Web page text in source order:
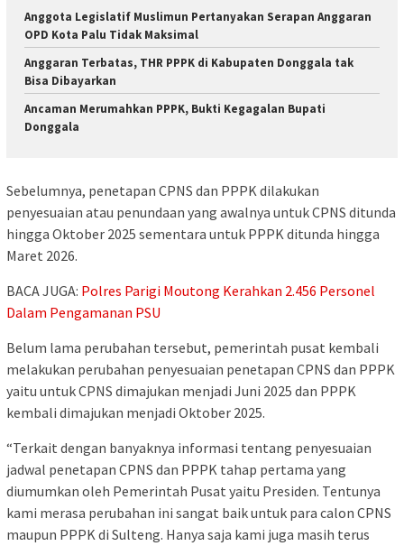
Anggota Legislatif Muslimun Pertanyakan Serapan Anggaran
OPD Kota Palu Tidak Maksimal
Anggaran Terbatas, THR PPPK di Kabupaten Donggala tak
Bisa Dibayarkan
Ancaman Merumahkan PPPK, Bukti Kegagalan Bupati
Donggala
Sebelumnya, penetapan CPNS dan PPPK dilakukan
penyesuaian atau penundaan yang awalnya untuk CPNS ditunda
hingga Oktober 2025 sementara untuk PPPK ditunda hingga
Maret 2026.
BACA JUGA: Polres Parigi Moutong Kerahkan 2.456 Personel
Dalam Pengamanan PSU
Belum lama perubahan tersebut, pemerintah pusat kembali
melakukan perubahan penyesuaian penetapan CPNS dan PPPK
yaitu untuk CPNS dimajukan menjadi Juni 2025 dan PPPK
kembali dimajukan menjadi Oktober 2025.
“Terkait dengan banyaknya informasi tentang penyesuaian
jadwal penetapan CPNS dan PPPK tahap pertama yang
diumumkan oleh Pemerintah Pusat yaitu Presiden. Tentunya
kami merasa perubahan ini sangat baik untuk para calon CPNS
maupun PPPK di Sulteng. Hanya saja kami juga masih terus